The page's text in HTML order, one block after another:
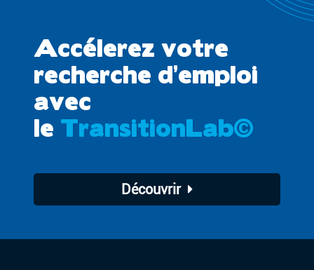
Accélerez votre
recherche d’emploi
avec
le TransitionLab©
Découvrir